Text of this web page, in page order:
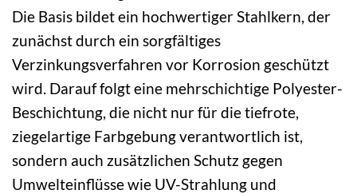
Die Basis bildet ein hochwertiger Stahlkern, der
zunächst durch ein sorgfältiges
Verzinkungsverfahren vor Korrosion geschützt
wird. Darauf folgt eine mehrschichtige Polyester-
Beschichtung, die nicht nur für die tiefrote,
ziegelartige Farbgebung verantwortlich ist,
sondern auch zusätzlichen Schutz gegen
Umwelteinflüsse wie UV-Strahlung und